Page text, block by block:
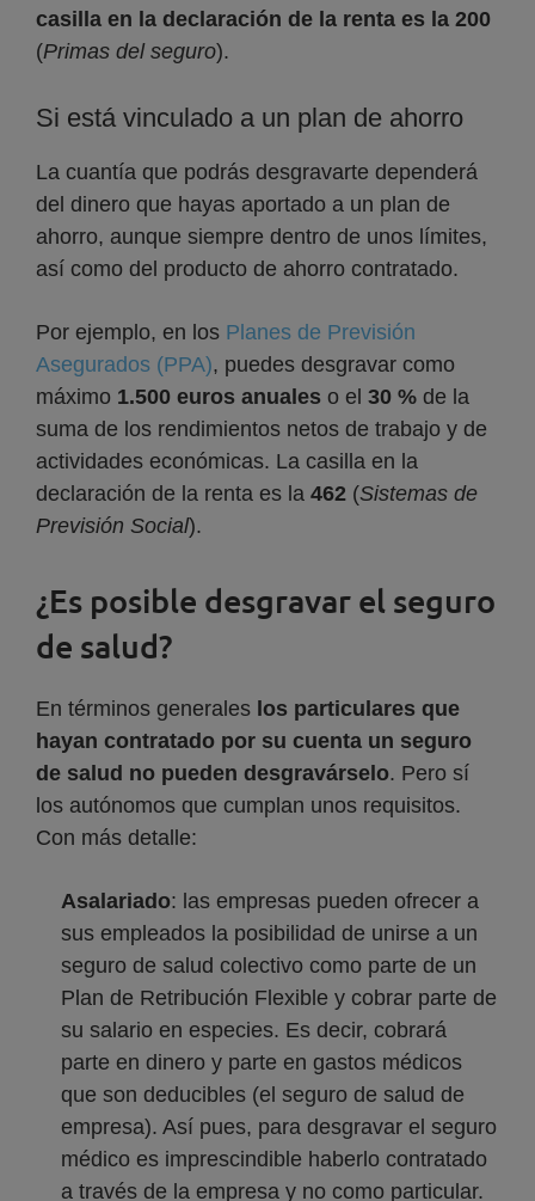
casilla en la declaración de la renta es la 200
(Primas del seguro).
Si está vinculado a un plan de ahorro
La cuantía que podrás desgravarte dependerá
del dinero que hayas aportado a un plan de
ahorro, aunque siempre dentro de unos límites,
así como del producto de ahorro contratado.
Por ejemplo, en los Planes de Previsión
Asegurados (PPA), puedes desgravar como
máximo 1.500 euros anuales o el 30 % de la
suma de los rendimientos netos de trabajo y de
actividades económicas. La casilla en la
declaración de la renta es la 462 (Sistemas de
Previsión Social).
¿Es posible desgravar el seguro
de salud?
En términos generales los particulares que
hayan contratado por su cuenta un seguro
de salud no pueden desgravárselo. Pero sí
los autónomos que cumplan unos requisitos.
Con más detalle:
Asalariado: las empresas pueden ofrecer a
sus empleados la posibilidad de unirse a un
seguro de salud colectivo como parte de un
Plan de Retribución Flexible y cobrar parte de
su salario en especies. Es decir, cobrará
parte en dinero y parte en gastos médicos
que son deducibles (el seguro de salud de
empresa). Así pues, para desgravar el seguro
médico es imprescindible haberlo contratado
a través de la empresa y no como particular.